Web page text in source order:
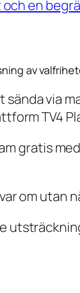
en
av
sända via
TV4
gratis
om utan